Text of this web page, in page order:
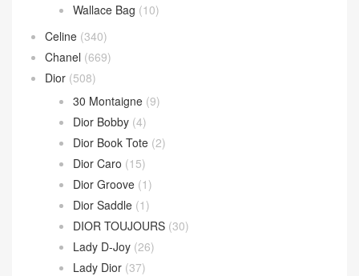
Wallace Bag (10)
Celine (340)
Chanel (669)
Dior (508)
30 Montaigne (9)
Dior Bobby (4)
Dior Book Tote (2)
Dior Caro (15)
Dior Groove (1)
Dior Saddle (1)
DIOR TOUJOURS (30)
Lady D-Joy (26)
Lady Dior (37)